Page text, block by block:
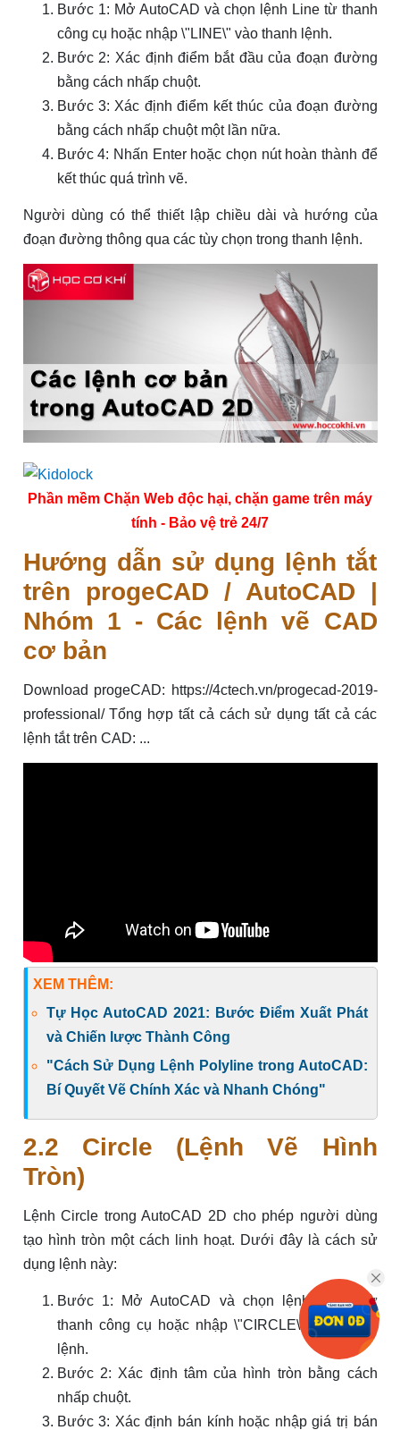
Bước 1: Mở AutoCAD và chọn lệnh Line từ thanh
công cụ hoặc nhập \"LINE\" vào thanh lệnh.
Bước 2: Xác định điểm bắt đầu của đoạn đường
bằng cách nhấp chuột.
Bước 3: Xác định điểm kết thúc của đoạn đường
bằng cách nhấp chuột một lần nữa.
Bước 4: Nhấn Enter hoặc chọn nút hoàn thành để
kết thúc quá trình vẽ.
Người dùng có thể thiết lập chiều dài và hướng của
đoạn đường thông qua các tùy chọn trong thanh lệnh.
Phần mềm Chặn Web độc hại, chặn game trên máy
tính - Bảo vệ trẻ 24/7
Hướng dẫn sử dụng lệnh tắt
trên progeCAD / AutoCAD |
Nhóm 1 - Các lệnh vẽ CAD
cơ bản
Download progeCAD: https://4ctech.vn/progecad-2019-
professional/ Tổng hợp tất cả cách sử dụng tất cả các
lệnh tắt trên CAD: ...
XEM THÊM:
Tự Học AutoCAD 2021: Bước Điểm Xuất Phát
và Chiến lược Thành Công
"Cách Sử Dụng Lệnh Polyline trong AutoCAD:
Bí Quyết Vẽ Chính Xác và Nhanh Chóng"
2.2 Circle (Lệnh Vẽ Hình
Tròn)
Lệnh Circle trong AutoCAD 2D cho phép người dùng
tạo hình tròn một cách linh hoạt. Dưới đây là cách sử
dụng lệnh này:
Bước 1: Mở AutoCAD và chọn lệnh Circle từ
thanh công cụ hoặc nhập \"CIRCLE\" vào thanh
lệnh.
Bước 2: Xác định tâm của hình tròn bằng cách
nhấp chuột.
Bước 3: Xác định bán kính hoặc nhập giá trị bán